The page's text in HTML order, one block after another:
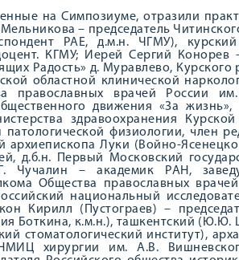
на Симпозиуме, отразили
– председатель
РАЕ, д.м.н. ЧГМУ),
КГМУ; Иерей Сергий Конорев
Радость» д. Муравлево,
областной клинической
православных врачей России
движения «За
здравоохранения
физиологии, член
архиепископа Луки (Войно-
д.б.н. Первый Московский
Чучалин – академик РАН,
Общества православных
национальный
Кирилл (Пустограев) –
Боткина, к.м.н.), ташкентский
стоматологический институт),
хирургии им. А.В.